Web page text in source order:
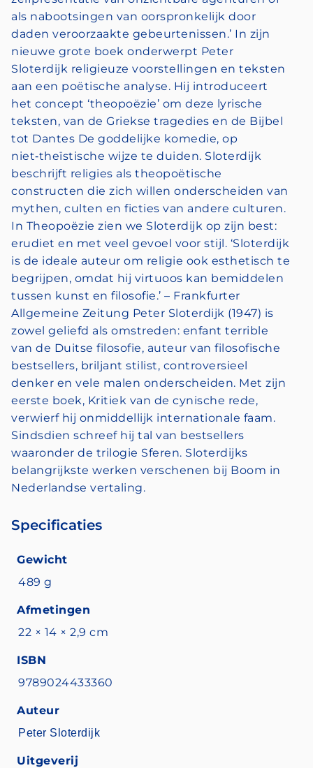
als nabootsingen van oorspronkelijk door
daden veroorzaakte gebeurtenissen.’ In zijn
nieuwe grote boek onderwerpt Peter
Sloterdijk religieuze voorstellingen en teksten
aan een poëtische analyse. Hij introduceert
het concept ‘theopoëzie’ om deze lyrische
teksten, van de Griekse tragedies en de Bijbel
tot Dantes De goddelijke komedie, op
niet‑theïstische wijze te duiden. Sloterdijk
beschrijft religies als theopoëtische
constructen die zich willen onderscheiden van
mythen, culten en ficties van andere culturen.
In Theopoëzie zien we Sloterdijk op zijn best:
erudiet en met veel gevoel voor stijl. ‘Sloterdijk
is de ideale auteur om religie ook esthetisch te
begrijpen, omdat hij virtuoos kan bemiddelen
tussen kunst en filosofie.’ – Frankfurter
Allgemeine Zeitung Peter Sloterdijk (1947) is
zowel geliefd als omstreden: enfant terrible
van de Duitse filosofie, auteur van filosofische
bestsellers, briljant stilist, controversieel
denker en vele malen onderscheiden. Met zijn
eerste boek, Kritiek van de cynische rede,
verwierf hij onmiddellijk internationale faam.
Sindsdien schreef hij tal van bestsellers
waaronder de trilogie Sferen. Sloterdijks
belangrijkste werken verschenen bij Boom in
Nederlandse vertaling.
Specificaties
Gewicht
489 g
Afmetingen
22 × 14 × 2,9 cm
ISBN
9789024433360
Auteur
Peter Sloterdijk
Uitgeverij